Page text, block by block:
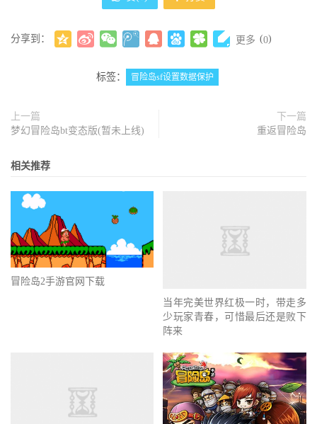
分享到： 更多 (0)
标签： 冒险岛sf设置数据保护
上一篇
梦幻冒险岛bt变态版(暂未上线)
下一篇
重返冒险岛
相关推荐
冒险岛2手游官网下载
当年完美世界红极一时，带走多
少玩家青春，可惜最后还是败下
阵来